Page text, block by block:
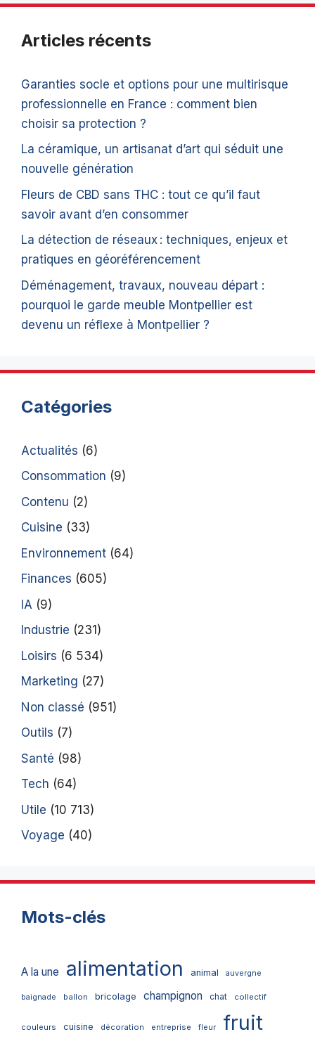
Articles récents
Garanties socle et options pour une multirisque
professionnelle en France : comment bien
choisir sa protection ?
La céramique, un artisanat d’art qui séduit une
nouvelle génération
Fleurs de CBD sans THC : tout ce qu’il faut
savoir avant d’en consommer
La détection de réseaux : techniques, enjeux et
pratiques en géoréférencement
Déménagement, travaux, nouveau départ :
pourquoi le garde meuble Montpellier est
devenu un réflexe à Montpellier ?
Catégories
Actualités (6)
Consommation (9)
Contenu (2)
Cuisine (33)
Environnement (64)
Finances (605)
IA (9)
Industrie (231)
Loisirs (6 534)
Marketing (27)
Non classé (951)
Outils (7)
Santé (98)
Tech (64)
Utile (10 713)
Voyage (40)
Mots-clés
A la une alimentation animal auvergne
baignade ballon bricolage champignon chat collectif
couleurs cuisine décoration entreprise fleur fruit